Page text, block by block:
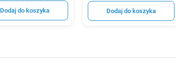
Dodaj do koszyka Dodaj do koszyka